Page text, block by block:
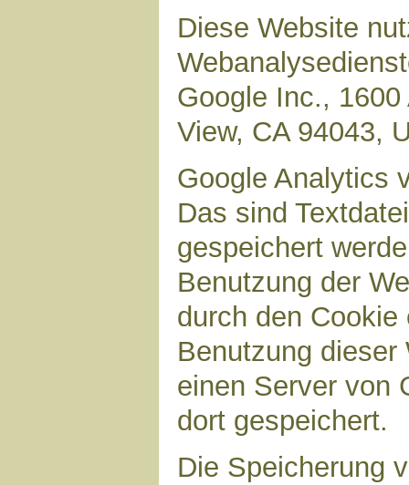
Diese Website
Google Inc.,
View, CA 94043,
Google Analytics
Das sind
gespeichert
Benutzung der
durch den
Benutzung dieser
einen Server von
dort gespeichert.
Die Speicherung